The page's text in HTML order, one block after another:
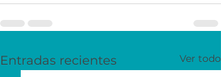
Entradas recientes Ver todo